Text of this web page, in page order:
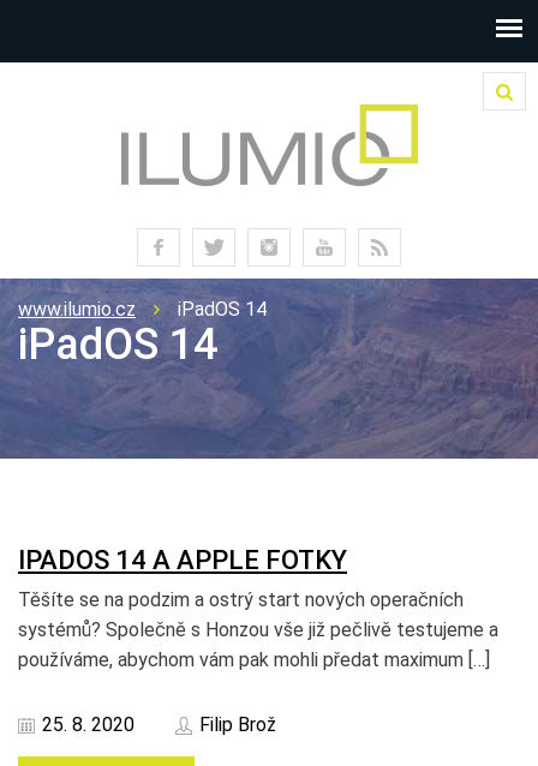
www.ilumio.cz iPadOS 14
iPadOS 14
IPADOS 14 A APPLE FOTKY
Těšíte se na podzim a ostrý start nových operačních
systémů? Společně s Honzou vše již pečlivě testujeme a
používáme, abychom vám pak mohli předat maximum […]
25. 8. 2020 Filip Brož